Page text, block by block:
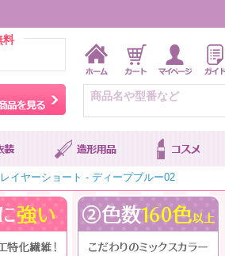
料
から探す キャラ別おすすめ商品を見る
レイヤーショート - ディープブルー02